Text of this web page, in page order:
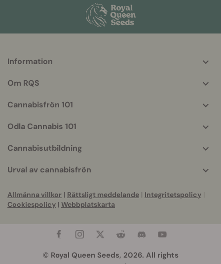
info
Information
Om RQS
Cannabisfrön 101
Odla Cannabis 101
Cannabisutbildning
Urval av cannabisfrön
Allmänna villkor | Rättsligt meddelande | Integritetspolicy |
Cookiespolicy | Webbplatskarta
© Royal Queen Seeds, 2026. All rights